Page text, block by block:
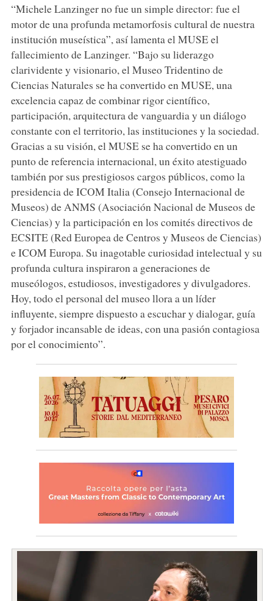
“Michele Lanzinger no fue un simple director: fue el
motor de una profunda metamorfosis cultural de nuestra
institución museística”, así lamenta el MUSE el
fallecimiento de Lanzinger. “Bajo su liderazgo
clarividente y visionario, el Museo Tridentino de
Ciencias Naturales se ha convertido en MUSE, una
excelencia capaz de combinar rigor científico,
participación, arquitectura de vanguardia y un diálogo
constante con el territorio, las instituciones y la sociedad.
Gracias a su visión, el MUSE se ha convertido en un
punto de referencia internacional, un éxito atestiguado
también por sus prestigiosos cargos públicos, como la
presidencia de ICOM Italia (Consejo Internacional de
Museos) de ANMS (Asociación Nacional de Museos de
Ciencias) y la participación en los comités directivos de
ECSITE (Red Europea de Centros y Museos de Ciencias)
e ICOM Europa. Su inagotable curiosidad intelectual y su
profunda cultura inspiraron a generaciones de
museólogos, estudiosos, investigadores y divulgadores.
Hoy, todo el personal del museo llora a un líder
influyente, siempre dispuesto a escuchar y dialogar, guía
y forjador incansable de ideas, con una pasión contagiosa
por el conocimiento”.